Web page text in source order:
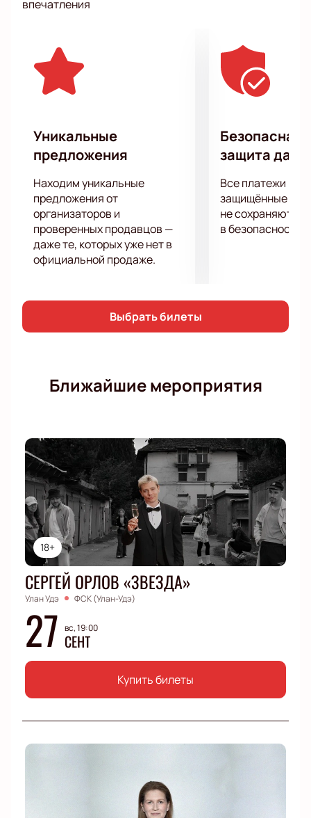
впечатления
Уникальные
предложения
Находим уникальные
предложения от
организаторов и
проверенных продавцов —
даже те, которых уже нет в
официальной продаже.
Безопасная
защита
Все платежи
защищённые
не сохраняются
в безопасности.
Выбрать билеты
Ближайшие мероприятия
18+
СЕРГЕЙ ОРЛОВ «ЗВЕЗДА»
Улан Удэ ФСК (Улан-Удэ)
27 вс, 19:00
СЕНТ
Купить билеты